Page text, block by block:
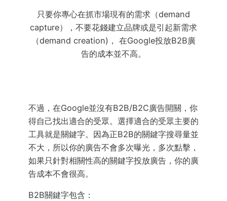
只要你專心在抓市場現有的需求（demand
capture），不要花錢建立品牌或是引起新需求
（demand creation)， 在Google投放B2B廣
告的成本並不高。
不過，在Google並沒有B2B/B2C廣告開關，你
得自己找出適合的受眾。選擇適合的受眾主要的
工具就是關鍵字。因為正B2B的關鍵字搜尋量並
不大，所以你的廣告不會多次曝光，多次點擊，
如果只針對相關性高的關鍵字投放廣告，你的廣
告成本不會很高。
B2B關鍵字包含：